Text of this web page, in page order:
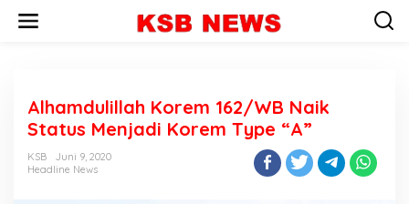
Alhamdulillah Korem 162/WB Naik
Status Menjadi Korem Type “A”
KSB
Juni 9, 2020
Headline News